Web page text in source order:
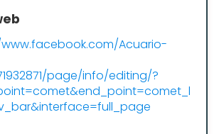
Acuario-
page/info/editing/?